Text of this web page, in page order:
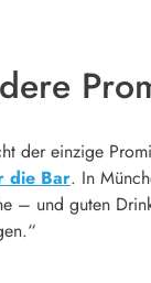
der einzige
die Bar. In
– und guten